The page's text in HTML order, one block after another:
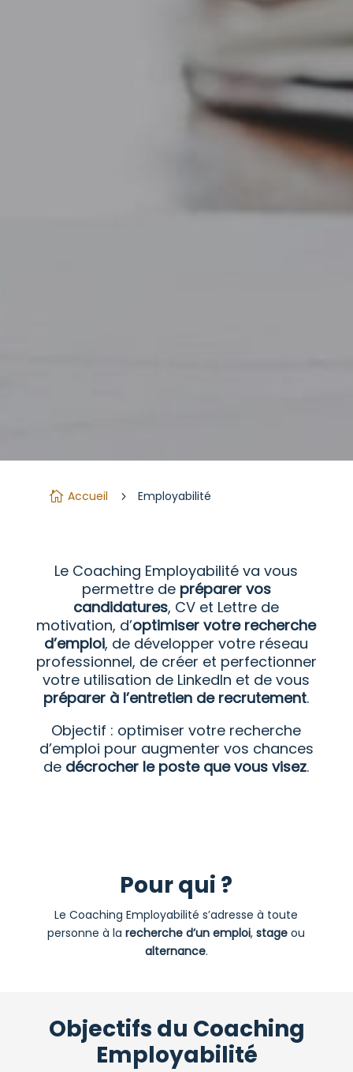
 Accueil 5 Employabilité
Le Coaching Employabilité va vous
permettre de préparer vos
candidatures, CV et Lettre de
motivation, d’optimiser votre recherche
d’emploi, de développer votre réseau
professionnel, de créer et perfectionner
votre utilisation de LinkedIn et de vous
préparer à l’entretien de recrutement.
Objectif : optimiser votre recherche
d’emploi pour augmenter vos chances
de décrocher le poste que vous visez.
Pour qui ?
Le Coaching Employabilité s’adresse à toute
personne à larecherche d’un emploi,stage ou
alternance.
Objectifs du Coaching
Employabilité